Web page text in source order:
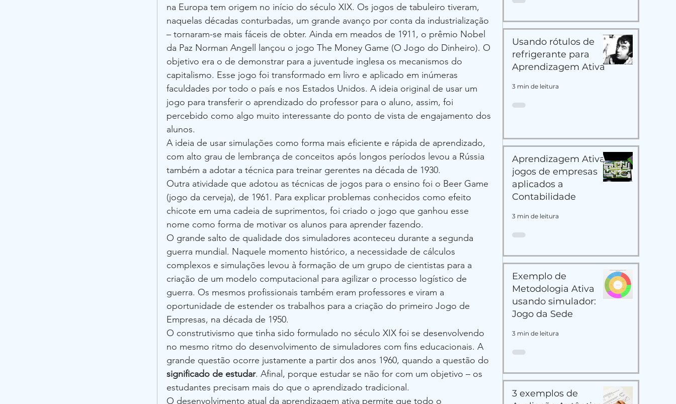
na Europa tem origem no início do século XIX. Os jogos de tabuleiro tiveram,
naquelas décadas conturbadas, um grande avanço por conta da industrialização
– tornaram-se mais fáceis de obter. Ainda em meados de 1911, o prêmio Nobel
da Paz Norman Angell lançou o jogo The Money Game (O Jogo do Dinheiro). O
objetivo era o de demonstrar para a juventude inglesa os mecanismos do
capitalismo. Esse jogo foi transformado em livro e aplicado em inúmeras
faculdades por todo o país e nos Estados Unidos. A ideia original de usar um
jogo para transferir o aprendizado do professor para o aluno, assim, foi
percebido como algo muito interessante do ponto de vista de engajamento dos
alunos.
A ideia de usar simulações como forma mais eficiente e rápida de aprendizado,
com alto grau de lembrança de conceitos após longos períodos levou a Rússia
também a adotar a técnica para treinar gerentes na década de 1930.
Outra atividade que adotou as técnicas de jogos para o ensino foi o Beer Game
(jogo da cerveja), de 1961. Para explicar problemas conhecidos como efeito
chicote em uma cadeia de suprimentos, foi criado o jogo que ganhou esse
nome como forma de motivar os alunos para aprender fazendo.
O grande salto de qualidade dos simuladores aconteceu durante a segunda
guerra mundial. Naquele momento histórico, a necessidade de cálculos
complexos e simulações levou à formação de um grupo de cientistas para a
criação de um modelo computacional para agilizar o processo logístico de
guerra. Os mesmos profissionais também eram professores e viram a
oportunidade de estender os trabalhos para a criação do primeiro Jogo de
Empresas, na década de 1950.
O construtivismo que tinha sido formulado no século XIX foi se desenvolvendo
no mesmo ritmo do desenvolvimento de simuladores com fins educacionais. A
grande questão ocorre justamente a partir dos anos 1960, quando a questão do
significado de estudar. Afinal, porque estudar se não for com um objetivo – os
estudantes precisam mais do que o aprendizado tradicional.
O desenvolvimento atual da aprendizagem ativa permite que todo o
Usando rótulos de
refrigerante para
Aprendizagem Ativa
3 min de leitura
Aprendizagem Ativa:
jogos de empresas
aplicados a
Contabilidade
3 min de leitura
Exemplo de
Metodologia Ativa
usando simulador:
Jogo da Sede
3 min de leitura
3 exemplos de